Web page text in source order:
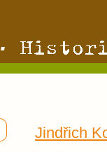
Jindřich